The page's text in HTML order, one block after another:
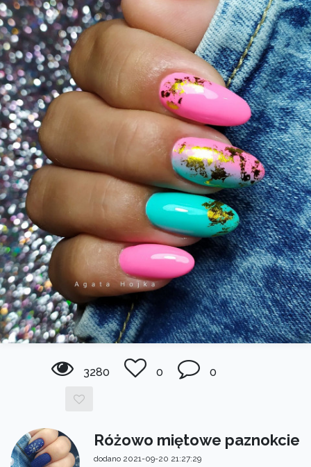
3280 0 0
Różowo miętowe paznokcie
dodano 2021-09-20 21:27:29